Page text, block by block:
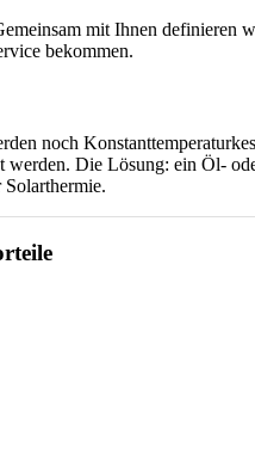
mit Ihnen definieren
bekommen.
noch
werden. Die Lösung: ein Öl-